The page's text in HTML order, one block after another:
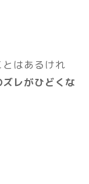
はあるけれ
レがひどくな